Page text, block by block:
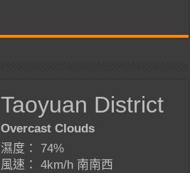
Taoyuan District
Overcast Clouds
濕度： 74%
風速： 4km/h 南南西